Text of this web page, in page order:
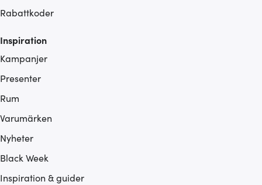
Rabattkoder
Inspiration
Kampanjer
Presenter
Rum
Varumärken
Nyheter
Black Week
Inspiration & guider